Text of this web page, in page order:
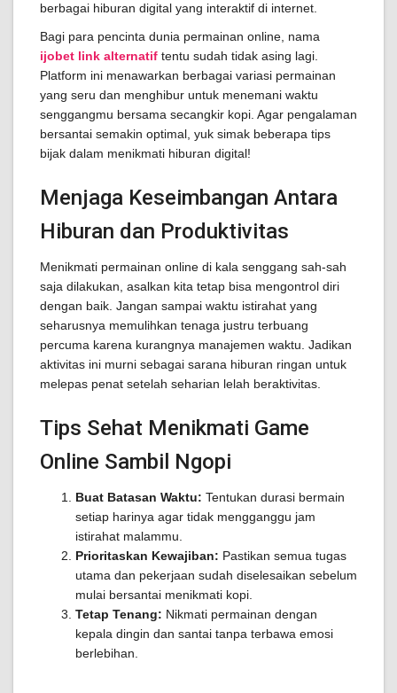
berbagai hiburan digital yang interaktif di internet.
Bagi para pencinta dunia permainan online, nama
ijobet link alternatif tentu sudah tidak asing lagi.
Platform ini menawarkan berbagai variasi permainan
yang seru dan menghibur untuk menemani waktu
senggangmu bersama secangkir kopi. Agar pengalaman
bersantai semakin optimal, yuk simak beberapa tips
bijak dalam menikmati hiburan digital!
Menjaga Keseimbangan Antara
Hiburan dan Produktivitas
Menikmati permainan online di kala senggang sah-sah
saja dilakukan, asalkan kita tetap bisa mengontrol diri
dengan baik. Jangan sampai waktu istirahat yang
seharusnya memulihkan tenaga justru terbuang
percuma karena kurangnya manajemen waktu. Jadikan
aktivitas ini murni sebagai sarana hiburan ringan untuk
melepas penat setelah seharian lelah beraktivitas.
Tips Sehat Menikmati Game
Online Sambil Ngopi
Buat Batasan Waktu: Tentukan durasi bermain
setiap harinya agar tidak mengganggu jam
istirahat malammu.
Prioritaskan Kewajiban: Pastikan semua tugas
utama dan pekerjaan sudah diselesaikan sebelum
mulai bersantai menikmati kopi.
Tetap Tenang: Nikmati permainan dengan
kepala dingin dan santai tanpa terbawa emosi
berlebihan.